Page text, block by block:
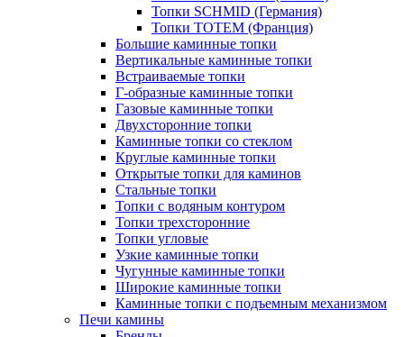
Топки SCHMID (Германия)
Топки TOTEM (Франция)
Большие каминные топки
Вертикальные каминные топки
Встраиваемые топки
Г-образные каминные топки
Газовые каминные топки
Двухсторонние топки
Каминные топки со стеклом
Круглые каминные топки
Открытые топки для каминов
Стальные топки
Топки с водяным контуром
Топки трехсторонние
Топки угловые
Узкие каминные топки
Чугунные каминные топки
Широкие каминные топки
Каминные топки с подъемным механизмом
Печи камины